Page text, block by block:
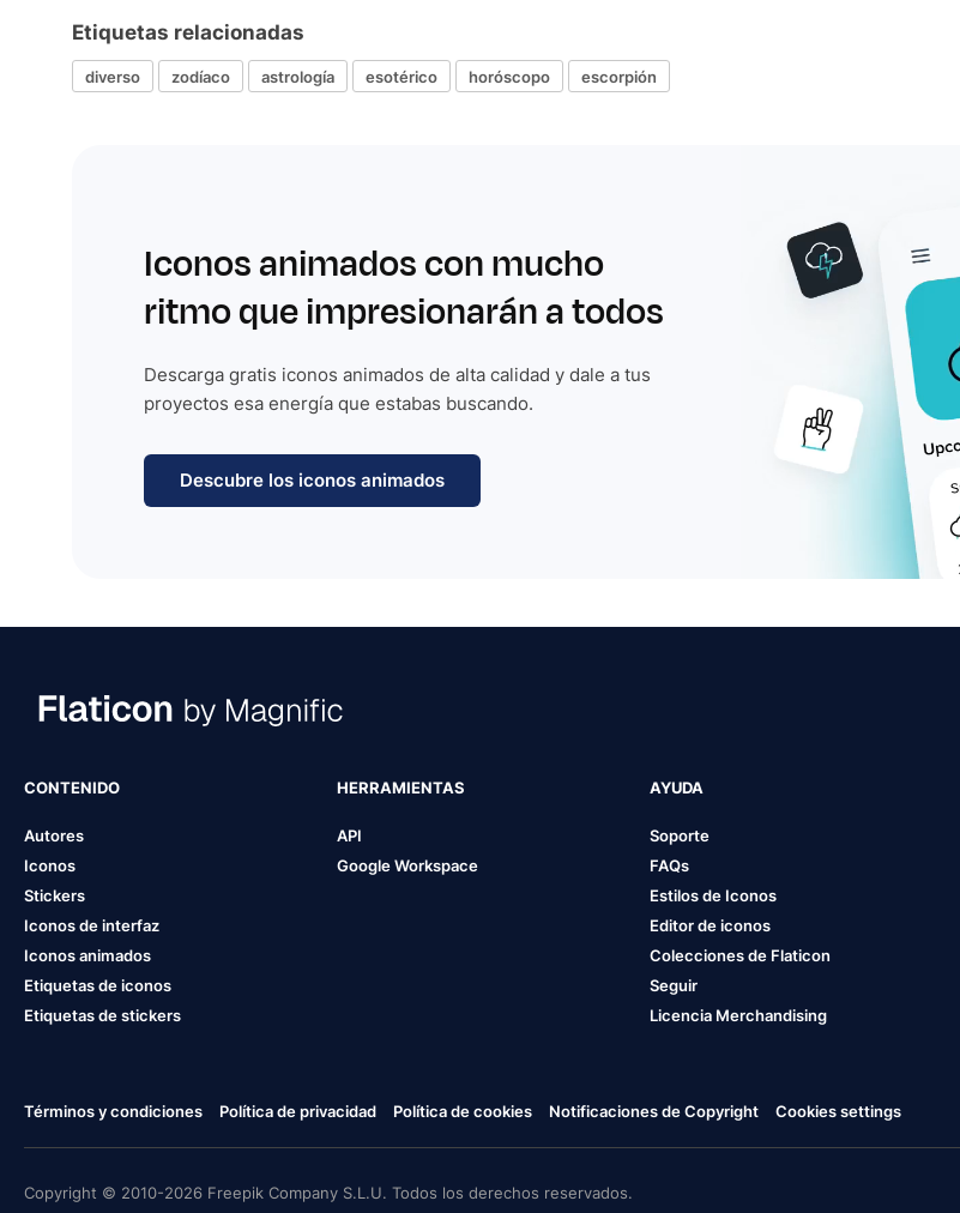
Etiquetas relacionadas
diverso zodíaco astrología esotérico horóscopo escorpión
Iconos animados con mucho
ritmo que impresionarán a todos
Descarga gratis iconos animados de alta calidad y dale a tus
proyectos esa energía que estabas buscando.
Descubre los iconos animados
CONTENIDO
Autores
Iconos
Stickers
Iconos de interfaz
Iconos animados
Etiquetas de iconos
Etiquetas de stickers
HERRAMIENTAS
API
Google Workspace
AYUDA
Soporte
FAQs
Estilos de Iconos
Editor de iconos
Colecciones de Flaticon
Seguir
Licencia Merchandising
Términos y condiciones Política de privacidad Política de cookies Notificaciones de Copyright Cookies settings
Copyright © 2010-2026 Freepik Company S.L.U. Todos los derechos reservados.